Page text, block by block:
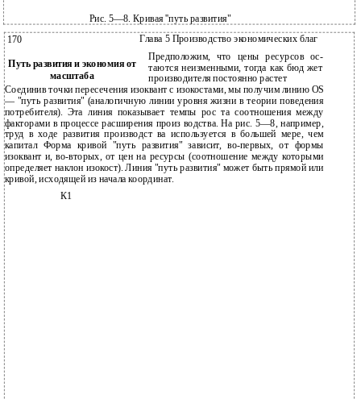
Рис. 5—8. Кривая ''путь развития"
170
Путь развития и экономия от
масштаба
Глава 5 Производство экономических благ
Предположим, что цены ресурсов ос­
таются неизменными, тогда как бюд­ жет
производителя постоянно растет
Соединив точки пересечения изоквант с изокостами, мы получим линию OS
— "путь развития" (аналогичную линии уровня жизни в теории поведения
потребителя). Эта линия показывает темпы рос­ та соотношения между
факторами в процессе расширения произ­ водства. На рис. 5—8, например,
труд в ходе развития производст­ ва используется в большей мере, чем
капитал Форма кривой "путь развития" зависит, во-первых, от формы
изоквант и, во-вторых, от цен на ресурсы (соотношение между которыми
определяет наклон изокост). Линия "путь развития" может быть прямой или
кривой, исходящей из начала координат.
К1